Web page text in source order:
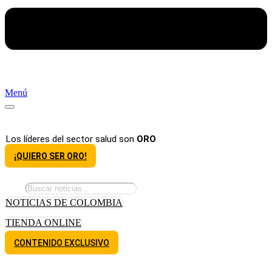
Menú
Los líderes del sector salud son ORO
¡QUIERO SER ORO!
NOTICIAS DE COLOMBIA
TIENDA ONLINE
CONTENIDO EXCLUSIVO